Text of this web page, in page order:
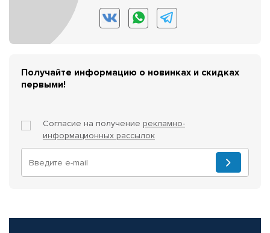
Получайте информацию о новинках и скидках
первыми!
Согласие на получение рекламно-
информационных рассылок